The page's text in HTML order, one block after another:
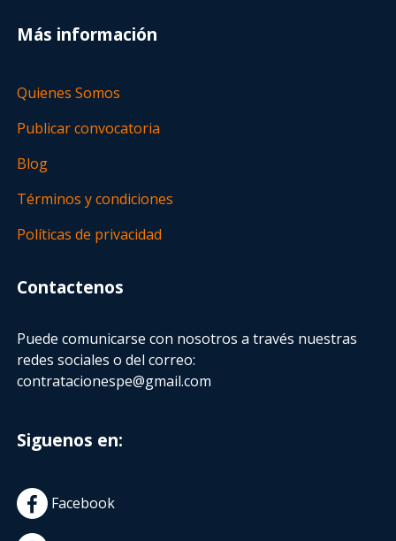
Más información
Quienes Somos
Publicar convocatoria
Blog
Términos y condiciones
Políticas de privacidad
Contactenos
Puede comunicarse con nosotros a través nuestras
redes sociales o del correo:
contratacionespe@gmail.com
Siguenos en:
Facebook